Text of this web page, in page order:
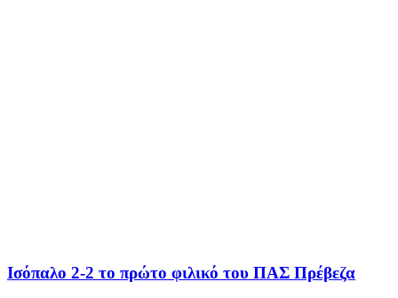
Ισόπαλο 2-2 το πρώτο φιλικό του ΠΑΣ Πρέβεζα